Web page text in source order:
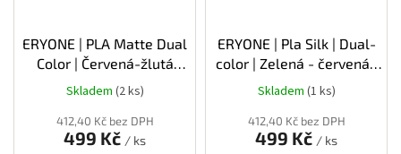
ERYONE | PLA Matte Dual
Color | Červená-žlutá
(Maple Leaf) | 1.75mm |
Skladem (2 ks)
412,40 Kč bez DPH
499 Kč / ks
ERYONE | Pla Silk | Dual-
color | Zelená - červená |
1.75mm | 1kg
Skladem (1 ks)
412,40 Kč bez DPH
499 Kč / ks